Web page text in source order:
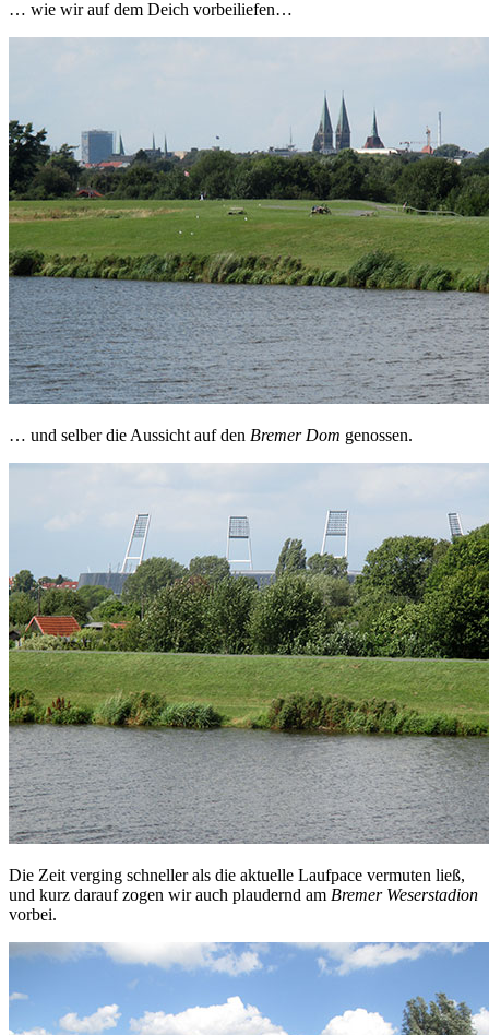
… wie wir auf dem Deich vorbeiliefen…
… und selber die Aussicht auf den Bremer Dom genossen.
Die Zeit verging schneller als die aktuelle Laufpace vermuten ließ,
und kurz darauf zogen wir auch plaudernd am Bremer Weserstadion
vorbei.